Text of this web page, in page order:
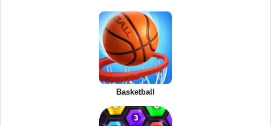
Basketball